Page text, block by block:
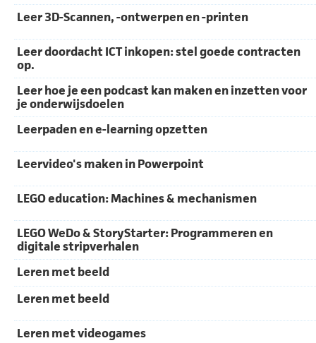
Leer 3D-Scannen, -ontwerpen en -printen
Leer doordacht ICT inkopen: stel goede contracten
op.
Leer hoe je een podcast kan maken en inzetten voor
je onderwijsdoelen
Leerpaden en e-learning opzetten
Leervideo's maken in Powerpoint
LEGO education: Machines & mechanismen
LEGO WeDo & StoryStarter: Programmeren en
digitale stripverhalen
Leren met beeld
Leren met beeld
Leren met videogames